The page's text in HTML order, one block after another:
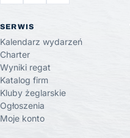
SERWIS
Kalendarz wydarzeń
Charter
Wyniki regat
Katalog firm
Kluby żeglarskie
Ogłoszenia
Moje konto